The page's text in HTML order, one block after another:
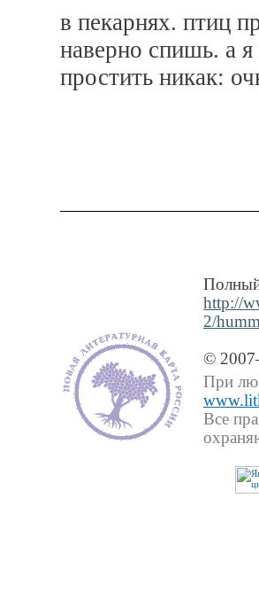
в пекарнях. птиц
наверно спишь. а
простить никак:
Полный
http://
2/
©
При
Все